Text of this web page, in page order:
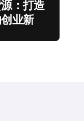
：打造
业新机